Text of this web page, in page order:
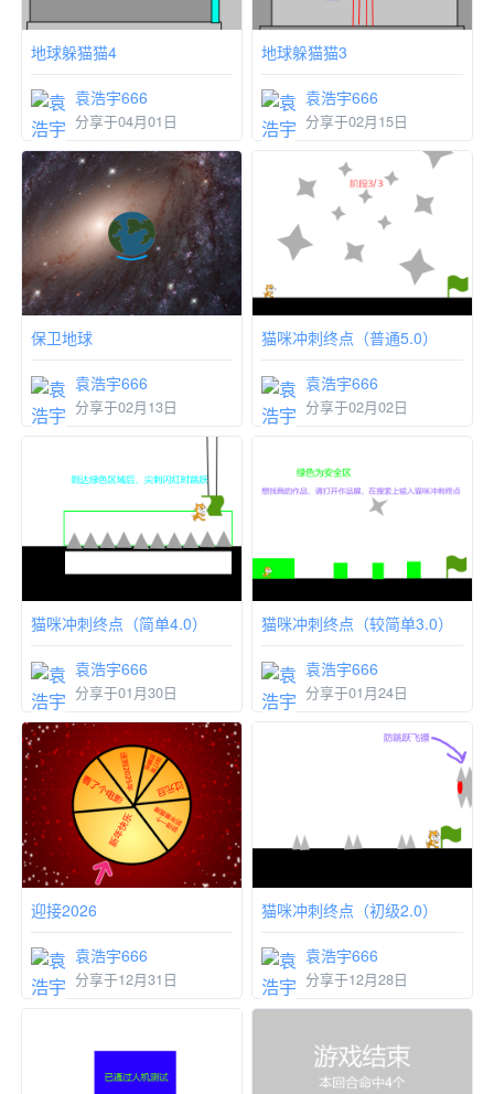
地球躲猫猫4
袁浩宇666
分享于04月01日
地球躲猫猫3
袁浩宇666
分享于02月15日
保卫地球
袁浩宇666
分享于02月13日
猫咪冲刺终点（普通5.0）
袁浩宇666
分享于02月02日
猫咪冲刺终点（简单4.0）
袁浩宇666
分享于01月30日
猫咪冲刺终点（较简单3.0）
袁浩宇666
分享于01月24日
迎接2026
袁浩宇666
分享于12月31日
猫咪冲刺终点（初级2.0）
袁浩宇666
分享于12月28日